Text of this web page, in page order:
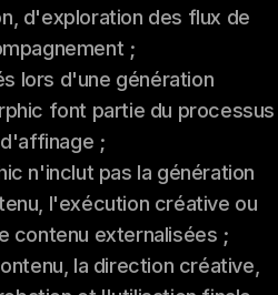
d'exploration des flux de
;
lors d'une génération
font partie du processus
;
n'inclut pas la génération
l'exécution créative ou
contenu externalisées ;
la direction créative,